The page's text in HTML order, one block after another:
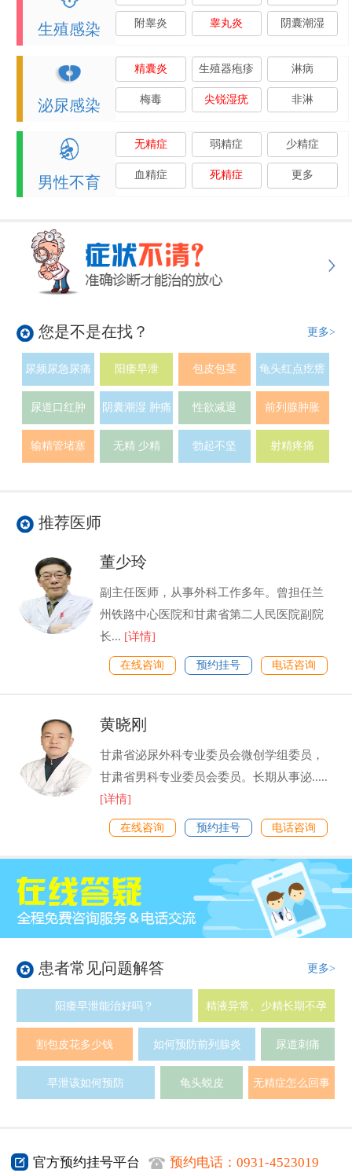
生殖感染 附睾炎 睾丸炎 阴囊潮湿
泌尿感染
精囊炎 生殖器疱疹 淋病
梅毒 尖锐湿疣 非淋
男性不育
无精症 弱精症 少精症
血精症 死精症 更多
您是不是在找？ 更多>
尿频尿急尿痛 阳痿早泄 包皮包茎 龟头红点疙瘩
尿道口红肿 阴囊潮湿 肿痛 性欲减退 前列腺肿胀
输精管堵塞 无精 少精 勃起不坚 射精疼痛
推荐医师
董少玲
副主任医师，从事外科工作多年。曾担任兰
州铁路中心医院和甘肃省第二人民医院副院
长... [详情]
在线咨询 预约挂号 电话咨询
黄晓刚
甘肃省泌尿外科专业委员会微创学组委员，
甘肃省男科专业委员会委员。长期从事泌.....
[详情]
在线咨询 预约挂号 电话咨询
患者常见问题解答 更多>
阳痿早泄能治好吗？ 精液异常、少精长期不孕
割包皮花多少钱 如何预防前列腺炎 尿道刺痛
早泄该如何预防 龟头蜕皮 无精症怎么回事
官方预约挂号平台 预约电话：0931-4523019